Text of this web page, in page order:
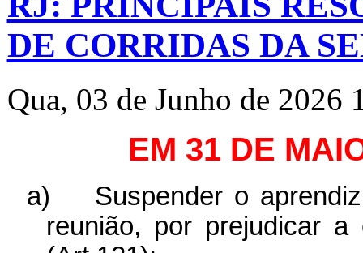
DE CORRIDAS DA
Qua, 03 de Junho de 2026
EM 31 DE
a)
Suspender o
reunião, por prejudicar